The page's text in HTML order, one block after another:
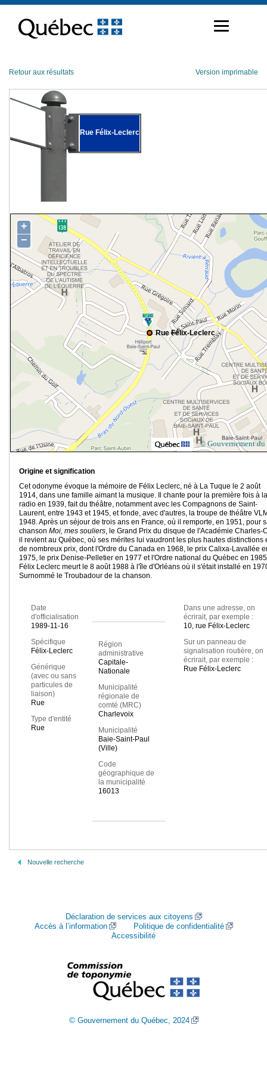
contenu
Retour aux résultats Version imprimable
Rue Félix-Leclerc
Rue Félix-Leclerc
+
−
© Gouvernement du
Origine et signification
Cet odonyme évoque la mémoire de Félix Leclerc, né à La Tuque le 2 août
1914, dans une famille aimant la musique. Il chante pour la première fois à la
radio en 1939, fait du théâtre, notamment avec les Compagnons de Saint-
Laurent, entre 1943 et 1945, et fonde, avec d'autres, la troupe de théâtre
1948. Après un séjour de trois ans en France, où il remporte, en 1951, pour
chanson Moi, mes souliers, le Grand Prix du disque de l'Académie Charles-
il revient au Québec, où ses mérites lui vaudront les plus hautes distinctions
de nombreux prix, dont l'Ordre du Canada en 1968, le prix Calixa-Lavallée
1975, le prix Denise-Pelletier en 1977 et l'Ordre national du Québec en
Félix Leclerc meurt le 8 août 1988 à l'île d'Orléans où il s'était installé en
Surnommé le Troubadour de la chanson.
Date
d'officialisation
1989-11-16
Spécifique
Félix-Leclerc
Générique
(avec ou sans
particules de
liaison)
Rue
Type d'entité
Rue
Région
administrative
Capitale-
Nationale
Municipalité
régionale de
comté (MRC)
Charlevoix
Municipalité
Baie-Saint-Paul
(Ville)
Code
géographique de
la municipalité
16013
Dans une adresse, on
écrirait, par exemple :
10, rue Félix-Leclerc
Sur un panneau de
signalisation routière, on
écrirait, par exemple :
Rue Félix-Leclerc
Nouvelle recherche
Déclaration de services aux citoyens
Accès à l’information
Politique de confidentialité
Accessibilité
© Gouvernement du Québec, 2024